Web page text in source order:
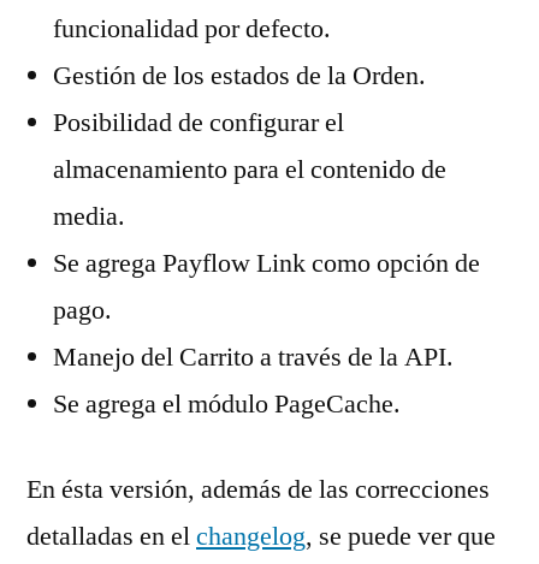
funcionalidad por defecto.
Gestión de los estados de la Orden.
Posibilidad de configurar el
almacenamiento para el contenido de
media.
Se agrega Payflow Link como opción de
pago.
Manejo del Carrito a través de la API.
Se agrega el módulo PageCache.
En ésta versión, además de las correcciones
detalladas en elchangelog, se puede ver que